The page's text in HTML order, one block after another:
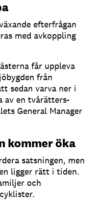
efterfrågan
med avkoppling
får uppleva
från
sedan varva ner i
av en tvårätters-
General Manager
kommer öka
satsningen, men
ligger rätt i tiden.
och